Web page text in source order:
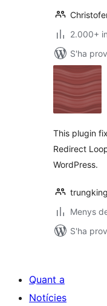
2.000+
S'ha
This plugin
Redirect
WordPress.
trungking
Menys
S'ha
Quant a
Notícies